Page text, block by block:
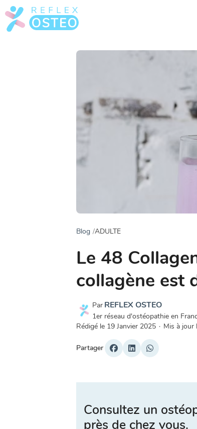
Blog ADULTE
Le 48
collagène est
Par REFLEX OSTEO
1er réseau d'ostéopathie en
Rédigé le 19 Janvier 2025 · Mis à jour
Partager
Consultez un
près de chez vous.